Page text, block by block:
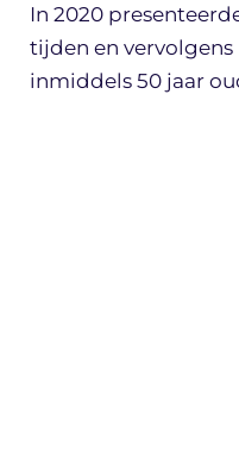
In 2020
tijden en vervolgens
inmiddels 50 jaar